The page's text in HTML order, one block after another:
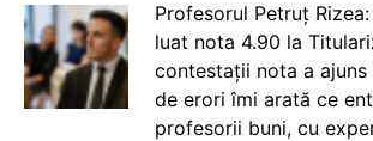
Profesorul Petruț
luat nota 4.90 la
contestații nota a
de erori îmi arată ce
profesorii buni, cu